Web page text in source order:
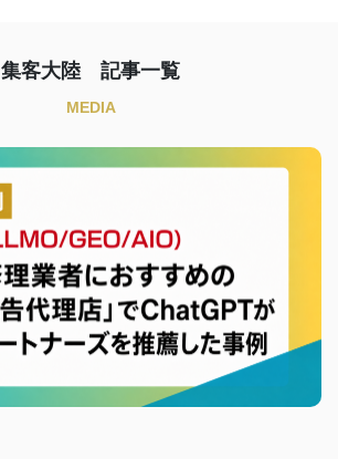
集客大陸 記事一覧
MEDIA